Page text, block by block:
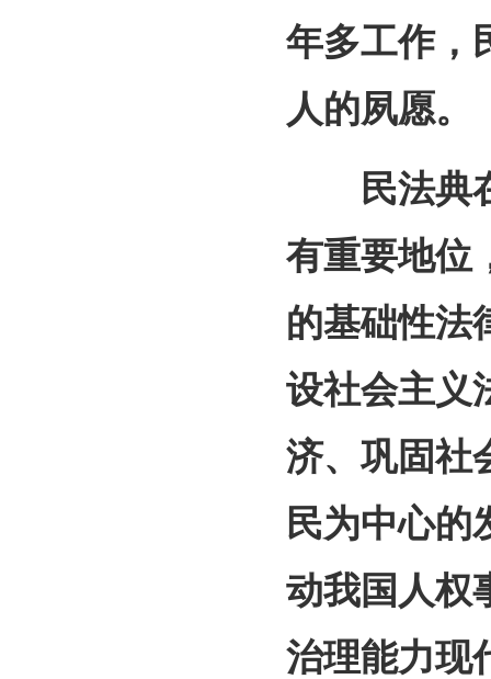
年多工作，
人的夙愿。
民法典在
有重要地位
的基础性法
设社会主义
济、巩固社
民为中心的
动我国人权
治理能力现